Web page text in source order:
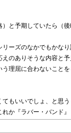
と予期していたら（後
ーズのなかでもかな
のありそうな内容と
理屈に合わないこと
もいいでしょ、と思
か『ラバー・バンド』